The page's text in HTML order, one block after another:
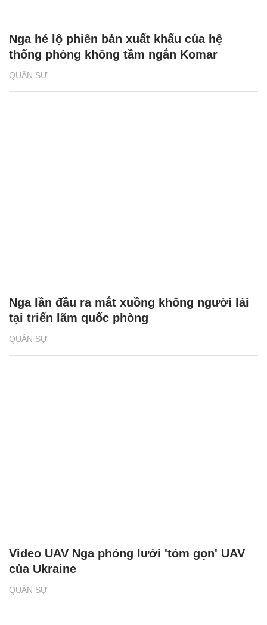
QUÂN SỰ
Nga hé lộ phiên bản xuất khẩu của hệ
thống phòng không tầm ngắn Komar
QUÂN SỰ
Nga lần đầu ra mắt xuồng không người lái
tại triển lãm quốc phòng
QUÂN SỰ
Video UAV Nga phóng lưới 'tóm gọn' UAV
của Ukraine